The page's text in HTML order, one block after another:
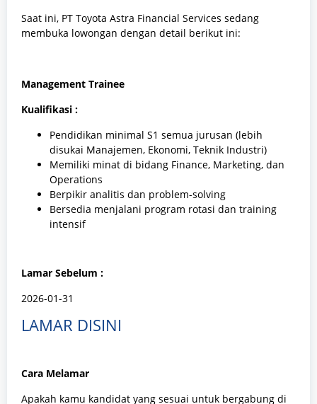
Saat ini, PT Toyota Astra Financial Services sedang
membuka lowongan dengan detail berikut ini:
Management Trainee
Kualifikasi :
Pendidikan minimal S1 semua jurusan (lebih
disukai Manajemen, Ekonomi, Teknik Industri)
Memiliki minat di bidang Finance, Marketing, dan
Operations
Berpikir analitis dan problem-solving
Bersedia menjalani program rotasi dan training
intensif
Lamar Sebelum :
2026-01-31
LAMAR DISINI
Cara Melamar
Apakah kamu kandidat yang sesuai untuk bergabung di